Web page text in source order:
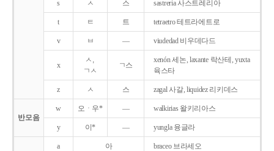
s ㅅ 스 sastreria 사스트레리아
t ㅌ 트 tetraetro 테트라에트로
v ㅂ ― viudedad 비우데다드
x
ㅅ,
ㄱㅅ
ㄱ스
xenón 세논, laxante 락산테, yuxta
육스타
z ㅅ 스 zagal 사갈, liquidez 리키데스
반모음
w 오ㆍ우* ― walkirias 왈키리아스
y 이* ― yungla 융글라
a 아 braceo 브라세오